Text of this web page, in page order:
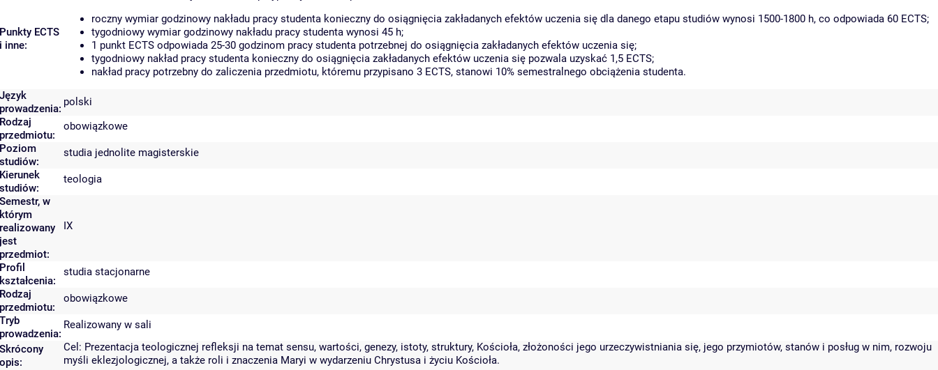
Punkty ECTS
i inne:
roczny wymiar godzinowy nakładu pracy studenta konieczny do osiągnięcia zakładanych efektów uczenia się dla danego etapu studiów wynosi 1500-1800 h, co odpowiada 60 ECTS;
tygodniowy wymiar godzinowy nakładu pracy studenta wynosi 45 h;
1 punkt ECTS odpowiada 25-30 godzinom pracy studenta potrzebnej do osiągnięcia zakładanych efektów uczenia się;
tygodniowy nakład pracy studenta konieczny do osiągnięcia zakładanych efektów uczenia się pozwala uzyskać 1,5 ECTS;
nakład pracy potrzebny do zaliczenia przedmiotu, któremu przypisano 3 ECTS, stanowi 10% semestralnego obciążenia studenta.
Język
prowadzenia:
polski
Rodzaj
przedmiotu:
obowiązkowe
Poziom
studiów:
studia jednolite magisterskie
Kierunek
studiów:
teologia
Semestr, w
którym
realizowany
jest
przedmiot:
IX
Profil
kształcenia:
studia stacjonarne
Rodzaj
przedmiotu:
obowiązkowe
Tryb
prowadzenia:
Realizowany w sali
Skrócony
opis:
Cel: Prezentacja teologicznej refleksji na temat sensu, wartości, genezy, istoty, struktury, Kościoła, złożoności jego urzeczywistniania się, jego przymiotów, stanów i posług w nim, rozwoju
myśli eklezjologicznej, a także roli i znaczenia Maryi w wydarzeniu Chrystusa i życiu Kościoła.